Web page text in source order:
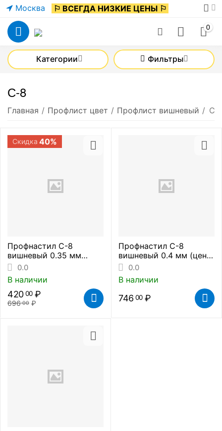
Москва ⚐ ВСЕГДА НИЗКИЕ ЦЕНЫ ⚐
0
Категории Фильтры
С-8
Главная / Профлист цвет / Профлист вишневый / С-
Скидка 40%
Профнастил С-8
вишневый 0.35 мм
(цена за метр
погонный)
0.0
В наличии
696 00 ₽
420 00 ₽
Профнастил С-8
вишневый 0.4 мм (цена
за метр погонный)
0.0
В наличии
746 00 ₽